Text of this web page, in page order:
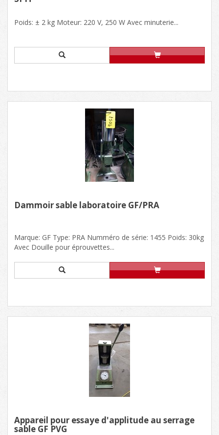
Poids: ± 2 kg Moteur: 220 V, 250 W Avec minuterie...
Dammoir sable laboratoire GF/PRA
Marque: GF Type: PRA Numméro de série: 1455 Poids: 30kg
Avec Douille pour éprouvettes...
Appareil pour essaye d'applitude au serrage
sable GF PVG